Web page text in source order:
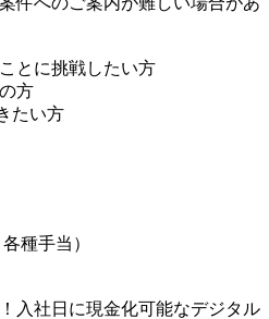
とに挑戦したい方
方
たい方
種手当）
入社日に現金化可能なデジタル